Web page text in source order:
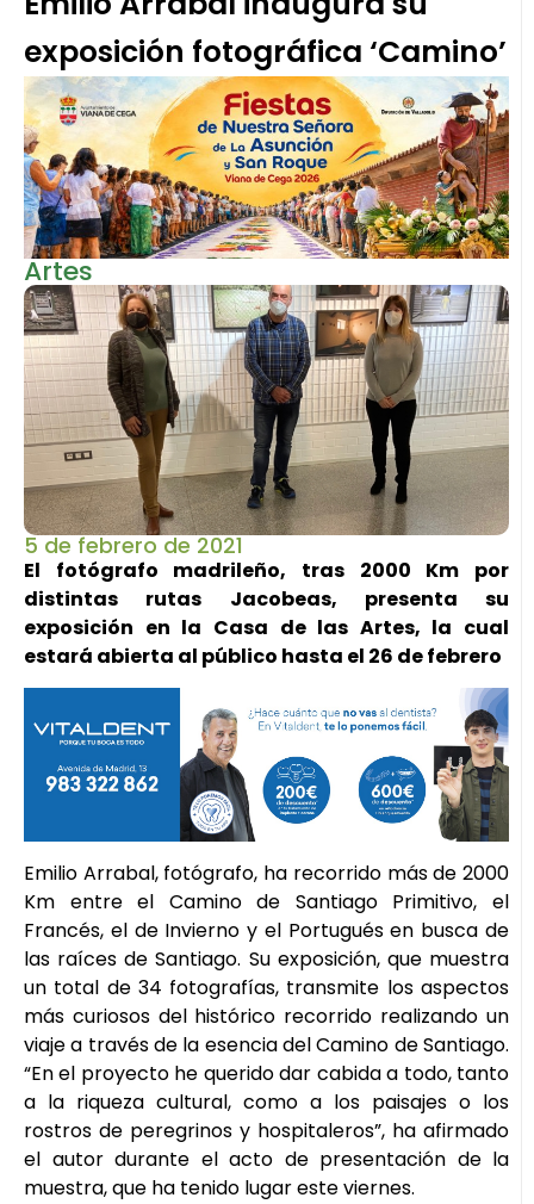
exposición fotográfica ‘Camino’
Artes
5 de febrero de 2021
El fotógrafo madrileño, tras 2000 Km por
distintas rutas Jacobeas, presenta su
exposición en la Casa de las Artes, la cual
estará abierta al público hasta el 26 de febrero
Emilio Arrabal, fotógrafo, ha recorrido más de 2000
Km entre el Camino de Santiago Primitivo, el
Francés, el de Invierno y el Portugués en busca de
las raíces de Santiago. Su exposición, que muestra
un total de 34 fotografías, transmite los aspectos
más curiosos del histórico recorrido realizando un
viaje a través de la esencia del Camino de Santiago.
“En el proyecto he querido dar cabida a todo, tanto
a la riqueza cultural, como a los paisajes o los
rostros de peregrinos y hospitaleros”, ha afirmado
el autor durante el acto de presentación de la
muestra, que ha tenido lugar este viernes.